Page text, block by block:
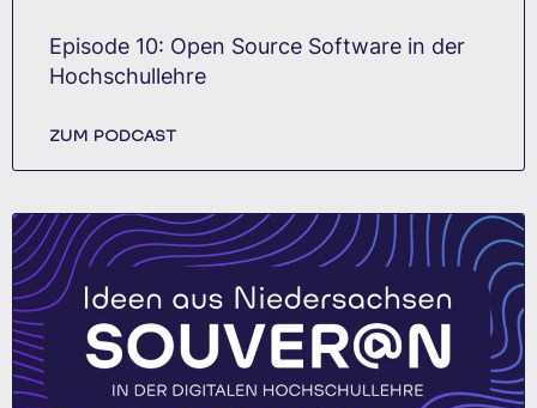
Episode 10: Open Source Software in der
Hochschullehre
ZUM PODCAST